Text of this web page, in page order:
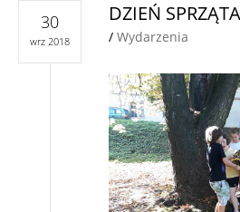
DZIEŃ
/ Wydarzenia
30
wrz 2018